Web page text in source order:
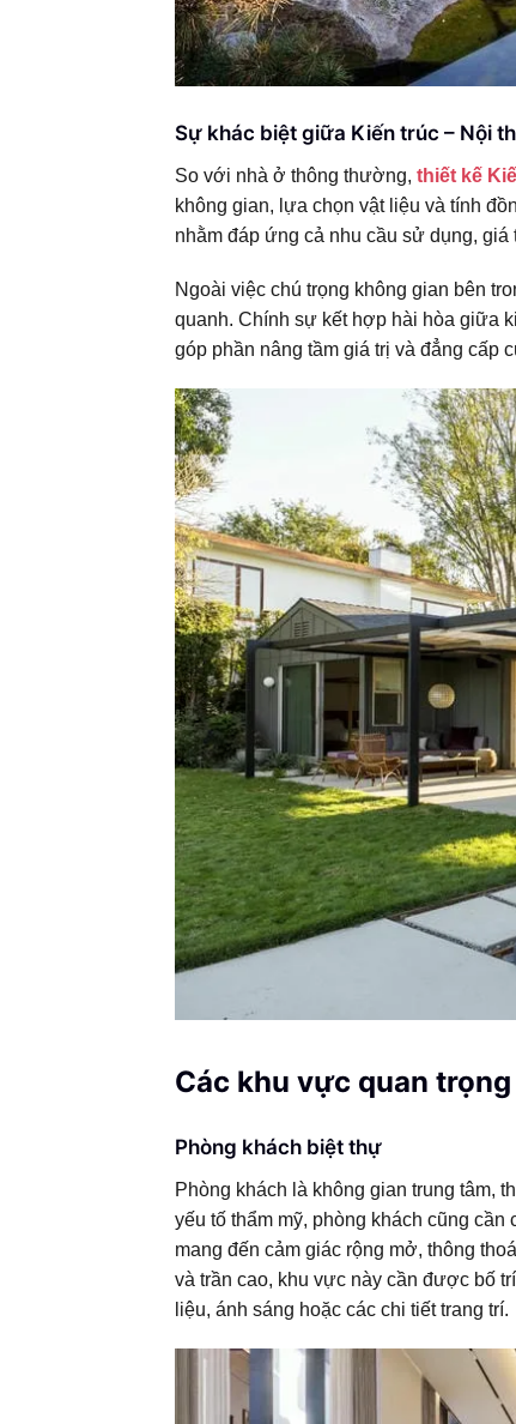
Sự khác biệt giữa Kiến trúc – Nội
So với nhà ở thông thường,thiết kế
không gian, lựa chọn vật liệu và tính
nhằm đáp ứng cả nhu cầu sử dụng,
Ngoài việc chú trọng không gian bên
quanh. Chính sự kết hợp hài hòa giữa
góp phần nâng tầm giá trị và đẳng cấp
Các khu vực quan
Phòng khách biệt thự
Phòng khách là không gian trung tâm,
yếu tố thẩm mỹ, phòng khách cũng
mang đến cảm giác rộng mở, thông
và trần cao, khu vực này cần được bố
liệu, ánh sáng hoặc các chi tiết trang trí.